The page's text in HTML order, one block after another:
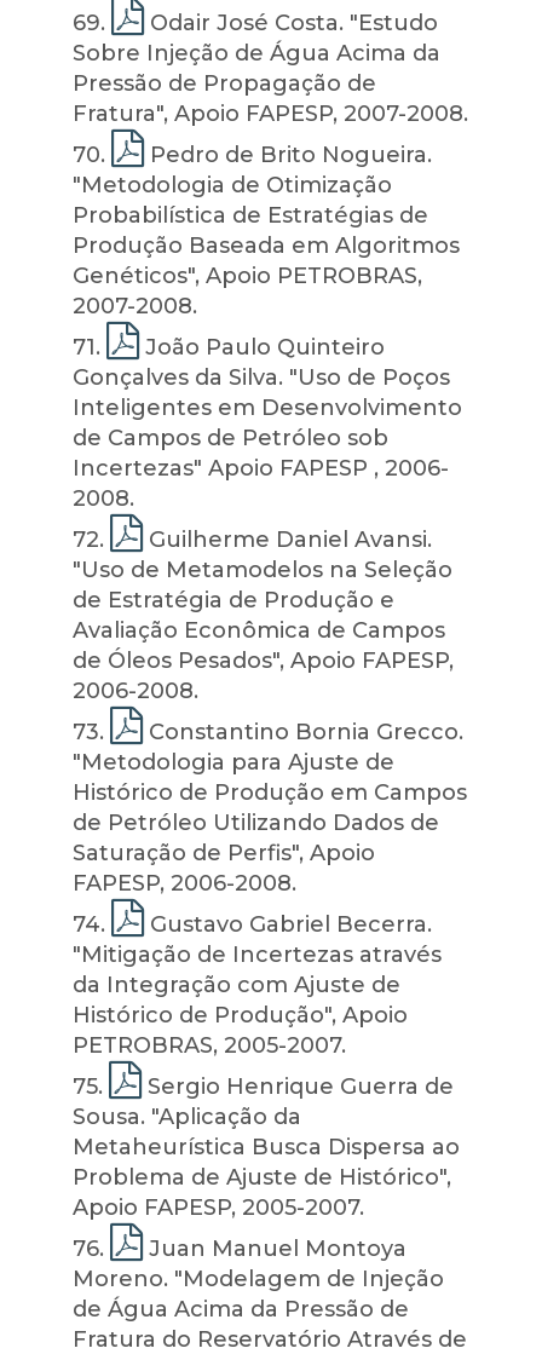
69.
Odair José Costa. "Estudo
Sobre Injeção de Água Acima da
Pressão de Propagação de
Fratura", Apoio FAPESP, 2007-2008.
70.
Pedro de Brito Nogueira.
"Metodologia de Otimização
Probabilística de Estratégias de
Produção Baseada em Algoritmos
Genéticos", Apoio PETROBRAS,
2007-2008.
71.
João Paulo Quinteiro
Gonçalves da Silva. "Uso de Poços
Inteligentes em Desenvolvimento
de Campos de Petróleo sob
Incertezas" Apoio FAPESP , 2006-
2008.
72.
Guilherme Daniel Avansi.
"Uso de Metamodelos na Seleção
de Estratégia de Produção e
Avaliação Econômica de Campos
de Óleos Pesados", Apoio FAPESP,
2006-2008.
73.
Constantino Bornia Grecco.
"Metodologia para Ajuste de
Histórico de Produção em Campos
de Petróleo Utilizando Dados de
Saturação de Perfis", Apoio
FAPESP, 2006-2008.
74.
Gustavo Gabriel Becerra.
"Mitigação de Incertezas através
da Integração com Ajuste de
Histórico de Produção", Apoio
PETROBRAS, 2005-2007.
75.
Sergio Henrique Guerra de
Sousa. "Aplicação da
Metaheurística Busca Dispersa ao
Problema de Ajuste de Histórico",
Apoio FAPESP, 2005-2007.
76.
Juan Manuel Montoya
Moreno. "Modelagem de Injeção
de Água Acima da Pressão de
Fratura do Reservatório Através de